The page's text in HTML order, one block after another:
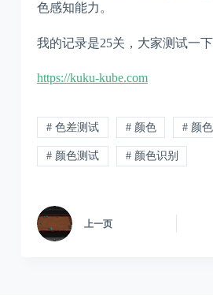
色感知能力。
我的记录是25关，大家测试一
https://kuku-kube.com
# 色差测试 # 颜色 # 颜
# 颜色测试 # 颜色识别
上一页